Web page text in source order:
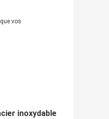
vos
inoxydable